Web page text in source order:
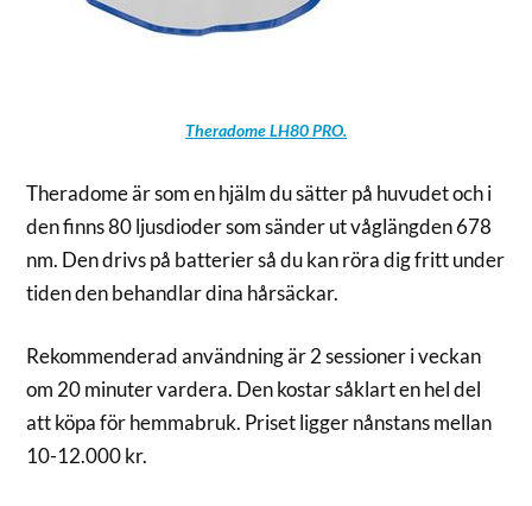
Theradome LH80 PRO.
Theradome är som en hjälm du sätter på huvudet och i
den finns 80 ljusdioder som sänder ut våglängden 678
nm. Den drivs på batterier så du kan röra dig fritt under
tiden den behandlar dina hårsäckar.
Rekommenderad användning är 2 sessioner i veckan
om 20 minuter vardera. Den kostar såklart en hel del
att köpa för hemmabruk. Priset ligger nånstans mellan
10-12.000 kr.